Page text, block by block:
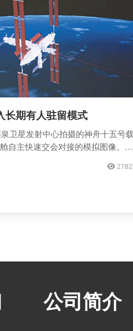
长期有人驻留模式
卫星发射中心拍摄的神舟十五号
自主快速交会对接的模拟图像。新
公司简介